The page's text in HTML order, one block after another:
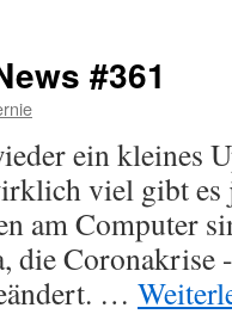
#361
ein kleines
viel gibt es
am Computer
die
…